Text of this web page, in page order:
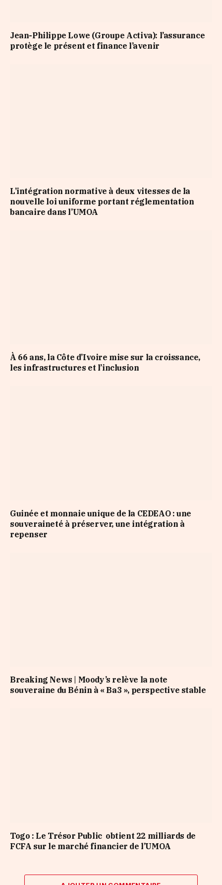
Jean-Philippe Lowe (Groupe Activa): l’assurance
protège le présent et finance l’avenir
L’intégration normative à deux vitesses de la
nouvelle loi uniforme portant réglementation
bancaire dans l’UMOA
À 66 ans, la Côte d’Ivoire mise sur la croissance,
les infrastructures et l’inclusion
Guinée et monnaie unique de la CEDEAO : une
souveraineté à préserver, une intégration à
repenser
Breaking News | Moody’s relève la note
souveraine du Bénin à « Ba3 », perspective stable
Togo : Le Trésor Public obtient 22 milliards de
FCFA sur le marché financier de l’UMOA